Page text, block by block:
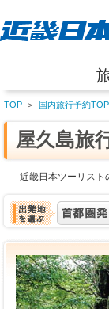
TOP ＞ 国内旅行予約TOP
屋久島旅
近畿日本ツーリスト